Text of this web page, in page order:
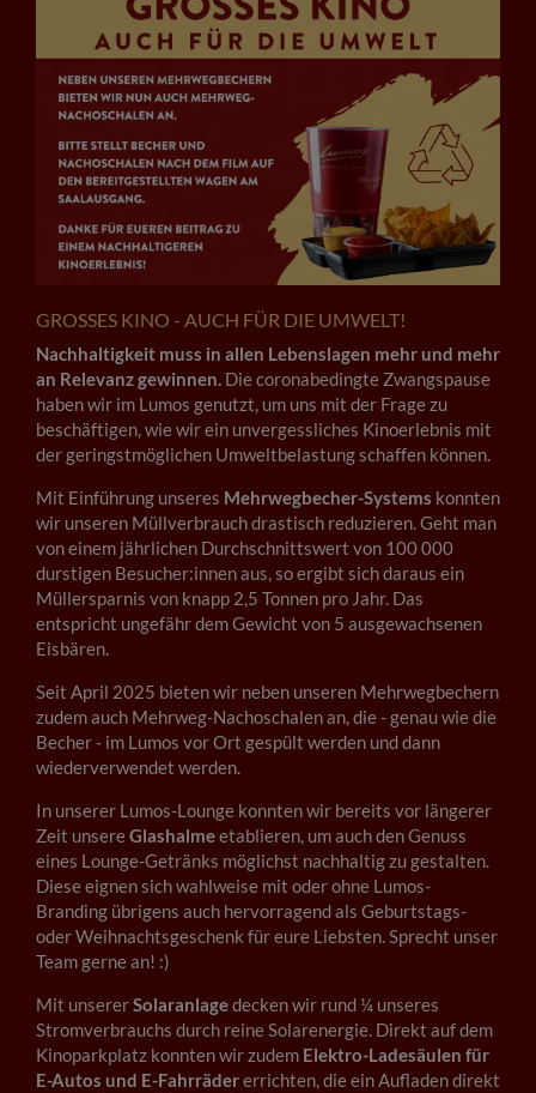
GROSSES KINO - AUCH FÜR DIE UMWELT!
Nachhaltigkeit muss in allen Lebenslagen mehr und mehr
an Relevanz gewinnen. Die coronabedingte Zwangspause
haben wir im Lumos genutzt, um uns mit der Frage zu
beschäftigen, wie wir ein unvergessliches Kinoerlebnis mit
der geringstmöglichen Umweltbelastung schaffen können.
Mit Einführung unseres Mehrwegbecher-Systems konnten
wir unseren Müllverbrauch drastisch reduzieren. Geht man
von einem jährlichen Durchschnittswert von 100 000
durstigen Besucher:innen aus, so ergibt sich daraus ein
Müllersparnis von knapp 2,5 Tonnen pro Jahr. Das
entspricht ungefähr dem Gewicht von 5 ausgewachsenen
Eisbären.
Seit April 2025 bieten wir neben unseren Mehrwegbechern
zudem auch Mehrweg-Nachoschalen an, die - genau wie die
Becher - im Lumos vor Ort gespült werden und dann
wiederverwendet werden.
In unserer Lumos-Lounge konnten wir bereits vor längerer
Zeit unsereGlashalmeetablieren, um auch den Genuss
eines Lounge-Getränks möglichst nachhaltig zu gestalten.
Diese eignen sich wahlweise mit oder ohne Lumos-
Branding übrigens auch hervorragend als Geburtstags-
oder Weihnachtsgeschenk für eure Liebsten. Sprecht unser
Team gerne an! :)
Mit unsererSolaranlagedecken wir rund ¼ unseres
Stromverbrauchs durch reine Solarenergie. Direkt auf dem
Kinoparkplatz konnten wir zudem Elektro-Ladesäulen für
E-Autos und E-Fahrrädererrichten, die ein Aufladen direkt